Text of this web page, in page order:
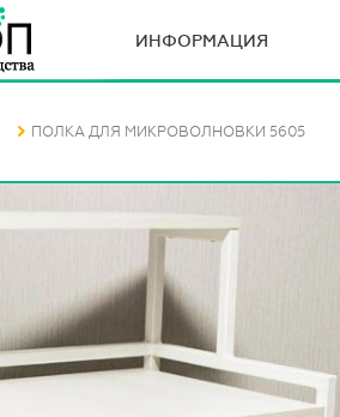
ИНФОРМАЦИЯ
ПОЛКА ДЛЯ МИКРОВОЛНОВКИ 5605